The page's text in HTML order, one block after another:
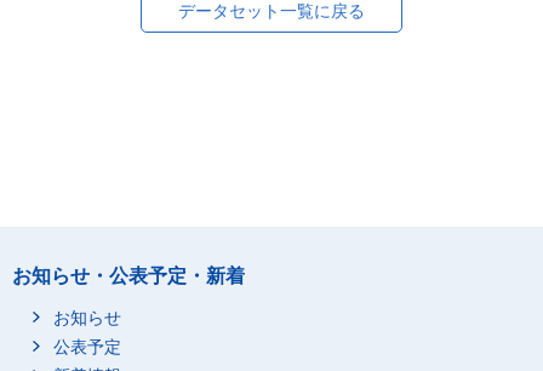
データセット一覧に戻る
お知らせ・公表予定・新着
お知らせ
公表予定